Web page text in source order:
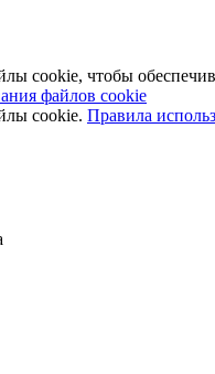
cookie, чтобы
файлов cookie
cookie. Правила